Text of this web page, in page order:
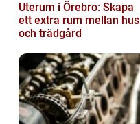
Uterum i Örebro: Skapa
ett extra rum mellan hus
och trädgård